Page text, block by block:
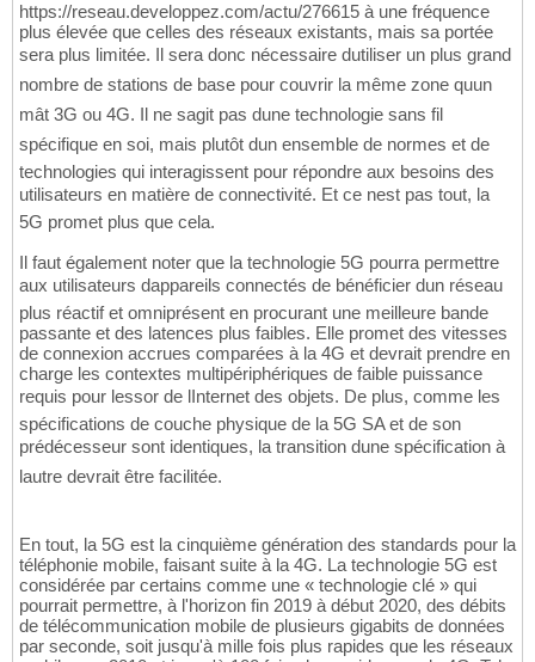
https://reseau.developpez.com/actu/276615 à une fréquence
plus élevée que celles des réseaux existants, mais sa portée
sera plus limitée. Il sera donc nécessaire dutiliser un plus grand
nombre de stations de base pour couvrir la même zone quun
mât 3G ou 4G. Il ne sagit pas dune technologie sans fil
spécifique en soi, mais plutôt dun ensemble de normes et de
technologies qui interagissent pour répondre aux besoins des
utilisateurs en matière de connectivité. Et ce nest pas tout, la
5G promet plus que cela.
Il faut également noter que la technologie 5G pourra permettre
aux utilisateurs dappareils connectés de bénéficier dun réseau
plus réactif et omniprésent en procurant une meilleure bande
passante et des latences plus faibles. Elle promet des vitesses
de connexion accrues comparées à la 4G et devrait prendre en
charge les contextes multipériphériques de faible puissance
requis pour lessor de lInternet des objets. De plus, comme les
spécifications de couche physique de la 5G SA et de son
prédécesseur sont identiques, la transition dune spécification à
lautre devrait être facilitée.
En tout, la 5G est la cinquième génération des standards pour la
téléphonie mobile, faisant suite à la 4G. La technologie 5G est
considérée par certains comme une « technologie clé » qui
pourrait permettre, à l'horizon fin 2019 à début 2020, des débits
de télécommunication mobile de plusieurs gigabits de données
par seconde, soit jusqu'à mille fois plus rapides que les réseaux